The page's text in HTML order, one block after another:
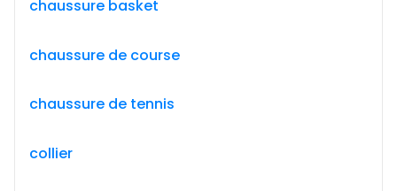
chaussure basket
chaussure de course
chaussure de tennis
collier